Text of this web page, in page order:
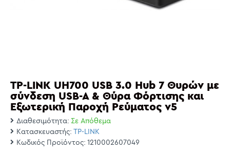
TP-LINK UH700 USB 3.0 Hub 7 Θυρών με
σύνδεση USB-A & Θύρα Φόρτισης και
Εξωτερική Παροχή Ρεύματος v5
Διαθεσιμότητα: Σε Απόθεμα
Κατασκευαστής: TP-LINK
Κωδικός Προϊόντος: 1210002607049